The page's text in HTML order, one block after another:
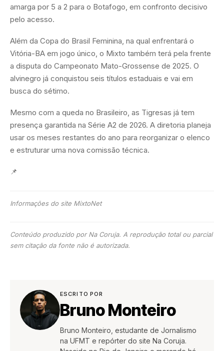
amarga por 5 a 2 para o Botafogo, em confronto decisivo
pelo acesso.
Além da Copa do Brasil Feminina, na qual enfrentará o
Vitória-BA em jogo único, o Mixto também terá pela frente
a disputa do Campeonato Mato-Grossense de 2025. O
alvinegro já conquistou seis títulos estaduais e vai em
busca do sétimo.
Mesmo com a queda no Brasileiro, as Tigresas já tem
presença garantida na Série A2 de 2026. A diretoria planeja
usar os meses restantes do ano para reorganizar o elenco
e estruturar uma nova comissão técnica.
📌
Informações do site MixtoNet
Conteúdo produzido por Na Coruja. A reprodução total ou parcial
sem citação da fonte não é autorizada.
ESCRITO POR
Bruno Monteiro
Bruno Monteiro, estudante de Jornalismo
na UFMT e repórter do site Na Coruja.